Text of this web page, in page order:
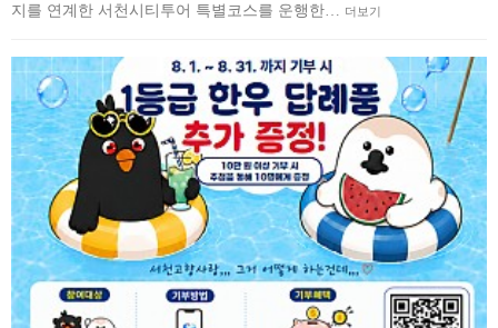
지를 연계한 서천시티투어 특별코스를 운행한…
더보기